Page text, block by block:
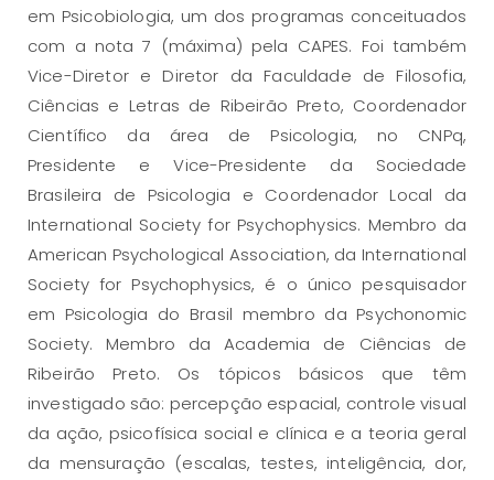
em Psicobiologia, um dos programas conceituados
com a nota 7 (máxima) pela CAPES. Foi também
Vice-Diretor e Diretor da Faculdade de Filosofia,
Ciências e Letras de Ribeirão Preto, Coordenador
Científico da área de Psicologia, no CNPq,
Presidente e Vice-Presidente da Sociedade
Brasileira de Psicologia e Coordenador Local da
International Society for Psychophysics. Membro da
American Psychological Association, da International
Society for Psychophysics, é o único pesquisador
em Psicologia do Brasil membro da Psychonomic
Society. Membro da Academia de Ciências de
Ribeirão Preto. Os tópicos básicos que têm
investigado são: percepção espacial, controle visual
da ação, psicofísica social e clínica e a teoria geral
da mensuração (escalas, testes, inteligência, dor,